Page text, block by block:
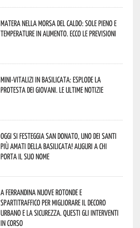
Matera nella morsa del caldo: sole pieno e
temperature in aumento. Ecco le previsioni
Mini-vitalizi in Basilicata: esplode la
protesta dei giovani. Le ultime notizie
Oggi si festeggia San Donato, uno dei Santi
più amati della Basilicata! Auguri a chi
porta il suo nome
A Ferrandina nuove rotonde e
spartitraffico per migliorare il decoro
urbano e la sicurezza. Questi gli interventi
in corso